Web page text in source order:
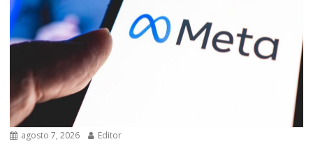
agosto 7, 2026 Editor